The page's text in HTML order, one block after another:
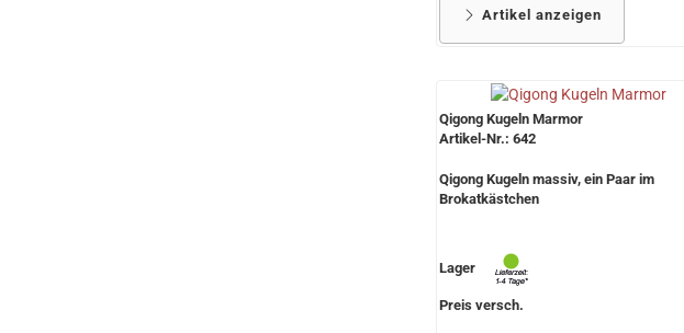
Artikel anzeigen
Qigong Kugeln Marmor
Artikel-Nr.: 642
Qigong Kugeln massiv, ein Paar im
Brokatkästchen
Lager
Preis versch.